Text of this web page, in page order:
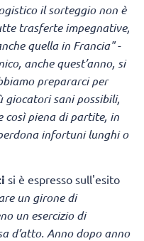
il sorteggio non è
trasferte impegnative,
quella in Francia"-
anche quest’anno, si
prepararci per
giocatori sani possibili,
così piena di partite, in
infortuni lunghi o
si è espresso sull'esito
un girone di
un esercizio di
d’atto. Anno dopo anno